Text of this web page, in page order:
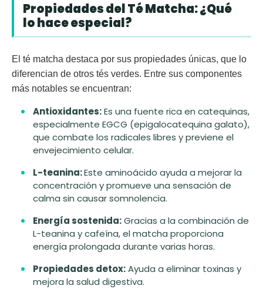
Propiedades del Té Matcha: ¿Qué
lo hace especial?
El té matcha destaca por sus propiedades únicas, que lo
diferencian de otros tés verdes. Entre sus componentes
más notables se encuentran:
Antioxidantes:Es una fuente rica en catequinas,
especialmente EGCG (epigalocatequina galato),
que combate los radicales libres y previene el
envejecimiento celular.
L-teanina:Este aminoácido ayuda a mejorar la
concentración y promueve una sensación de
calma sin causar somnolencia.
Energía sostenida:Gracias a la combinación de
L-teanina y cafeína, el matcha proporciona
energía prolongada durante varias horas.
Propiedades detox:Ayuda a eliminar toxinas y
mejora la salud digestiva.